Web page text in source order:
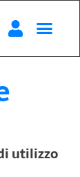
utilizzo